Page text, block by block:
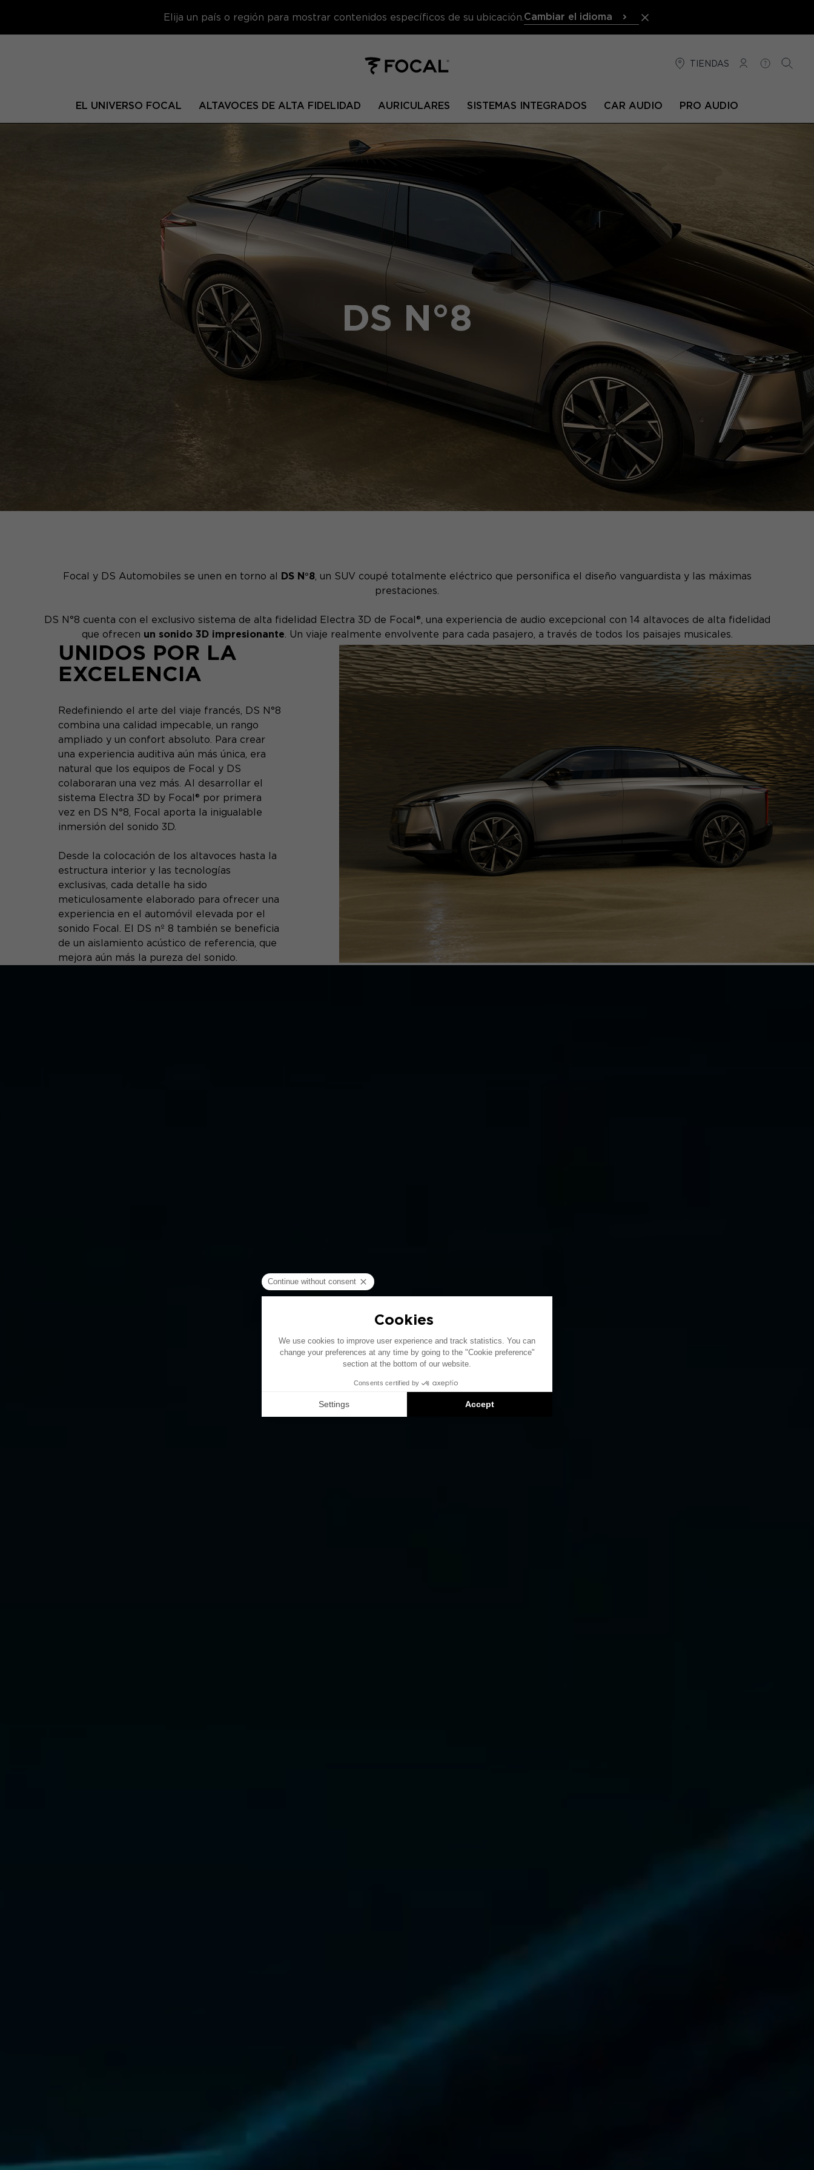
Elija un país o región para mostrar contenidos específicos de su ubicación. Cambiar el idioma
TIENDAS
CONEXIÓN
AYUDA
EL UNIVERSO FOCAL ALTAVOCES DE ALTA FIDELIDAD AURICULARES SISTEMAS INTEGRADOS CAR AUDIO PRO AUDIO
DS N°8
Focal y DS Automobiles se unen en torno al DS N°8, un SUV coupé totalmente eléctrico que personifica el diseño vanguardista y las máximas
prestaciones.
DS N°8 cuenta con el exclusivo sistema de alta fidelidad Electra 3D de Focal®, una experiencia de audio excepcional con 14 altavoces de alta fidelidad
que ofrecen un sonido 3D impresionante. Un viaje realmente envolvente para cada pasajero, a través de todos los paisajes musicales.
UNIDOS POR LA
EXCELENCIA
Redefiniendo el arte del viaje francés, DS N°8
combina una calidad impecable, un rango
ampliado y un confort absoluto. Para crear
una experiencia auditiva aún más única, era
natural que los equipos de Focal y DS
colaboraran una vez más. Al desarrollar el
sistema Electra 3D by Focal® por primera
vez en DS N°8, Focal aporta la inigualable
inmersión del sonido 3D.
Desde la colocación de los altavoces hasta la
estructura interior y las tecnologías
exclusivas, cada detalle ha sido
meticulosamente elaborado para ofrecer una
experiencia en el automóvil elevada por el
sonido Focal. El DS nº 8 también se beneficia
de un aislamiento acústico de referencia, que
mejora aún más la pureza del sonido.